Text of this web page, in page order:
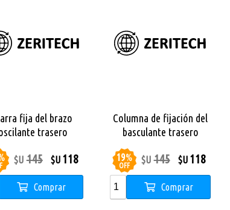
fija del brazo
trasero
$U 145 $U 118
Comprar
Columna de fijación del
basculante trasero
19%
OFF
$U 145 $U 118
Comprar